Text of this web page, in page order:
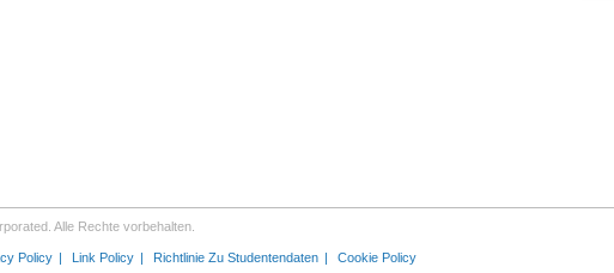
Alle Rechte vorbehalten.
Policy Link Policy Richtlinie Zu Studentendaten Cookie Policy